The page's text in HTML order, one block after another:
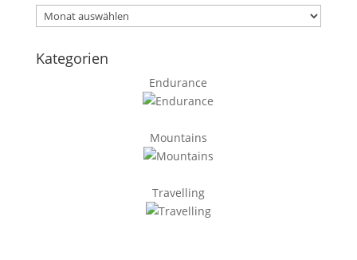
Archiv
Kategorien
Endurance
Mountains
Travelling